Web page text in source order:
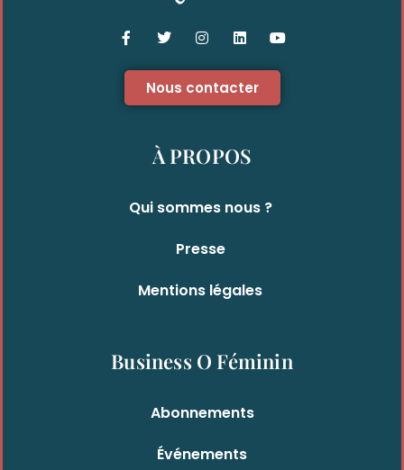
Nous contacter
À PROPOS
Qui sommes nous ?
Presse
Mentions légales
Business O Féminin
Abonnements
Événements